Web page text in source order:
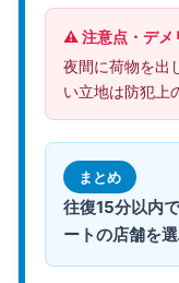
⚠️ 注意点・デメ
夜間に荷物を出
い立地は防犯上
まとめ
往復15分以内
ートの店舗を